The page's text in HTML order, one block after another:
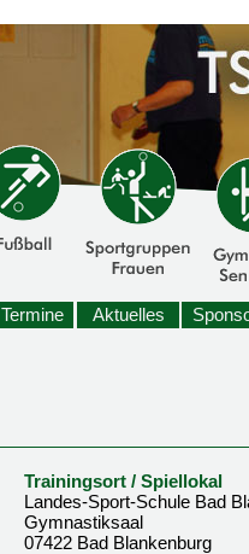
Termine Aktuelles
Trainingsort / Spiellokal
Landes-Sport-Schule Bad
Gymnastiksaal
07422 Bad Blankenburg